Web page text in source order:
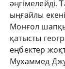
әңгімелейді.
ыңғайлы
Монғол
қатысты
еңбектер
Мухаммед